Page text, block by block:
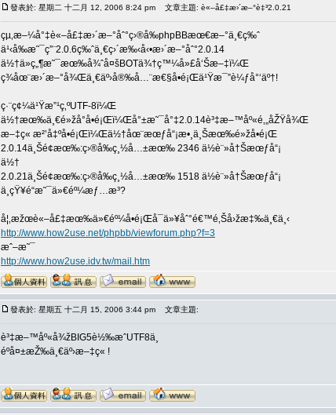
發表於: 星期二 十二月 12, 2006 8:24 pm 文章主題: è«–å£‡æ›´æ–°è‡³2.0.21
çµ‚æ–¼å°‡è«–å£‡æ›´æ–°åˆ°ç›®å‰phpBBæœ€æ–°ä¸€ç‰ˆ
ä¹‹å‰æ˜¯ç”¨2.0.6ç‰ˆä¸€ç›´æ‰‹å‹•æ›´æ–°åˆ°2.0.14
ä½†ä»ç„¶æ˜¯æœ‰å¾ˆå¤šBOTä¾†ç™¼å»£å‘Šæ–‡ï¼Œ
ç¾åœ¨æ›´æ–°å¾Œä¸€äº›å®‰å…¨æ€§å•é¡Œä¹Ÿæ¯”è¼ƒå°‘äº†!
ç·¨ç¢¼ä¹Ÿæ”¹ç‚ºUTF-8ï¼Œ
ä½†æœ‰ä¸€é»žå°å•é¡Œï¼Œå°±æ˜¯å°‡2.0.14è³‡æ–™åº«é‚„åŽŸå¾Œ
æ–‡ç« æ²’å‡ºå•é¡Œï¼Œä½†åœ¨æœƒå“¡æ•¸ä¸Šæœ‰é»žå•é¡Œ
2.0.14ä¸Šé¢æœ‰:ç›®å‰ç¸½å…±æœ‰ 2346 ä½è¨»å†Šæœƒå“¡
ä½†
2.0.21ä¸Šé¢æœ‰:ç›®å‰ç¸½å…±æœ‰ 1518 ä½è¨»å†Šæœƒå“¡
ä¸çŸ¥é“æ˜¯ä»€éº¼æƒ…æ³?
å¦‚æžœè«–å£‡æœ‰ä»€éº¼å•é¡Œå¯ä»¥åˆ°é€™é‚Šå›žæ‡‰ä¸€ä¸‹
http://www.how2use.net/phpbb/viewforum.php?f=3
æˆ–æ˜¯
http://www.how2use.idv.tw/mail.htm
發表於: 星期五 十二月 15, 2006 3:44 pm 文章主題:
è³‡æ–™åº«å¾žBIG5è½‰æˆUTF8ä¸­
éºå¤±æŽ‰ä¸€äº›æ–‡ç« !